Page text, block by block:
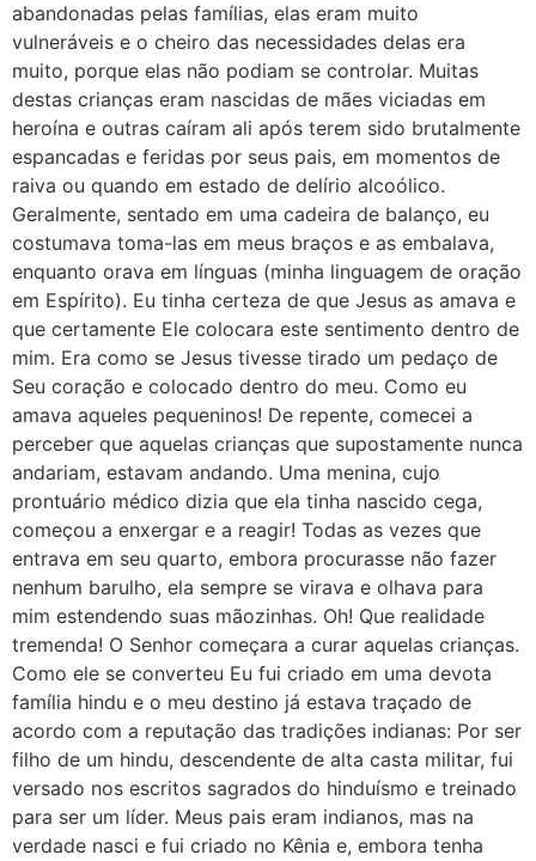
abandonadas pelas famílias, elas eram muito
vulneráveis e o cheiro das necessidades delas era
muito, porque elas não podiam se controlar. Muitas
destas crianças eram nascidas de mães viciadas em
heroína e outras caíram ali após terem sido brutalmente
espancadas e feridas por seus pais, em momentos de
raiva ou quando em estado de delírio alcoólico.
Geralmente, sentado em uma cadeira de balanço, eu
costumava toma-las em meus braços e as embalava,
enquanto orava em línguas (minha linguagem de oração
em Espírito). Eu tinha certeza de que Jesus as amava e
que certamente Ele colocara este sentimento dentro de
mim. Era como se Jesus tivesse tirado um pedaço de
Seu coração e colocado dentro do meu. Como eu
amava aqueles pequeninos! De repente, comecei a
perceber que aquelas crianças que supostamente nunca
andariam, estavam andando. Uma menina, cujo
prontuário médico dizia que ela tinha nascido cega,
começou a enxergar e a reagir! Todas as vezes que
entrava em seu quarto, embora procurasse não fazer
nenhum barulho, ela sempre se virava e olhava para
mim estendendo suas mãozinhas. Oh! Que realidade
tremenda! O Senhor começara a curar aquelas crianças.
Como ele se converteu Eu fui criado em uma devota
família hindu e o meu destino já estava traçado de
acordo com a reputação das tradições indianas: Por ser
filho de um hindu, descendente de alta casta militar, fui
versado nos escritos sagrados do hinduísmo e treinado
para ser um líder. Meus pais eram indianos, mas na
verdade nasci e fui criado no Kênia e, embora tenha